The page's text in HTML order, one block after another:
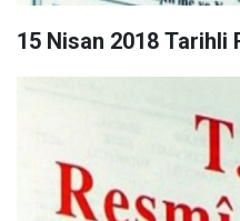
15 Nisan 2018 Tarihli